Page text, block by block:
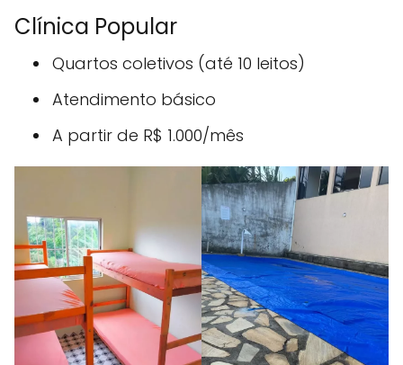
Clínica Popular
Quartos coletivos (até 10 leitos)
Atendimento básico
A partir de R$ 1.000/mês